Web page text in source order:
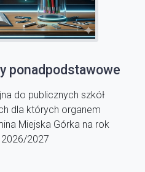
ponadpodstawowe
do publicznych szkół
dla których organem
Miejska Górka na rok
2027